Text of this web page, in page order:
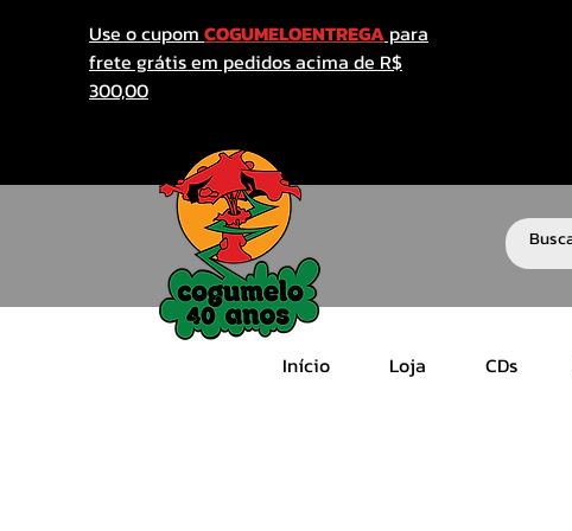
Use o cupom COGUMELOENTREGA para
frete grátis em pedidos acima de R$
300,00
Início Loja CDs